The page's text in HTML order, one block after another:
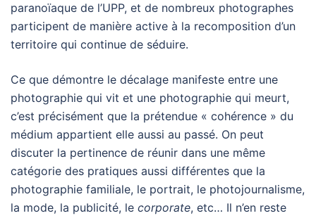
paranoïaque de l’UPP, et de nombreux photographes
participent de manière active à la recomposition d’un
territoire qui continue de séduire.
Ce que démontre le décalage manifeste entre une
photographie qui vit et une photographie qui meurt,
c’est précisément que la prétendue « cohérence » du
médium appartient elle aussi au passé. On peut
discuter la pertinence de réunir dans une même
catégorie des pratiques aussi différentes que la
photographie familiale, le portrait, le photojournalisme,
la mode, la publicité, le corporate, etc… Il n’en reste